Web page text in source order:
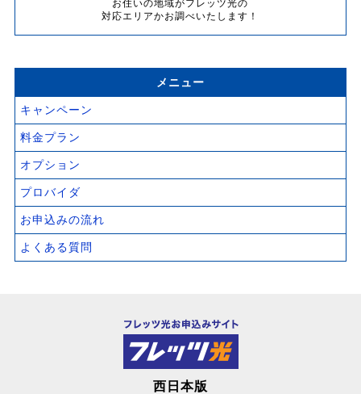
お住いの地域がフレッツ光の
対応エリアかお調べいたします！
メニュー
キャンペーン
料金プラン
オプション
プロバイダ
お申込みの流れ
よくある質問
西日本版